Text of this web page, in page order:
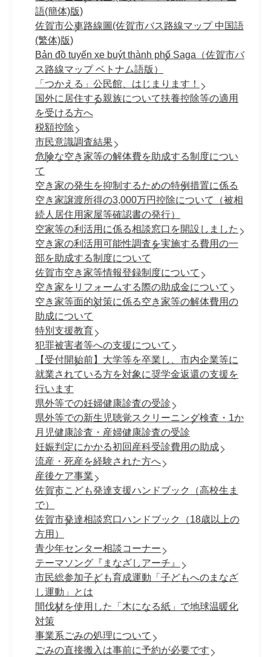
語(簡体)版)
佐賀市公車路線圖(佐賀市バス路線マップ 中国語
(繁体)版)
Bản đồ tuyến xe buýt thành phố Saga（佐賀市バ
ス路線マップ ベトナム語版）
「つかえる」公民館、はじまります！
国外に居住する親族について扶養控除等の適用
を受ける方へ
税額控除
市民意識調査結果
危険な空き家等の解体費を助成する制度につい
て
空き家の発生を抑制するための特例措置に係る
空き家譲渡所得の3,000万円控除について（被相
続人居住用家屋等確認書の発行）
空家等の利活用に係る相談窓口を開設しました
空き家の利活用可能性調査を実施する費用の一
部を助成する制度について
佐賀市空き家等情報登録制度について
空き家をリフォームする際の助成金について
空き家等面的対策に係る空き家等の解体費用の
助成について
特別支援教育
犯罪被害者等への支援について
【受付開始前】大学等を卒業し、市内企業等に
就業されている方を対象に奨学金返還の支援を
行います
県外等での妊婦健康診査の受診
県外等での新生児聴覚スクリーニング検査・1か
月児健康診査・産婦健康診査の受診
妊娠判定にかかる初回産科受診費用の助成
流産・死産を経験された方へ
産後ケア事業
佐賀市こども発達支援ハンドブック（高校生ま
で）
佐賀市発達相談窓口ハンドブック（18歳以上の
方用）
青少年センター相談コーナー
テーマソング『まなざしアーチ』
市民総参加子ども育成運動「子どもへのまなざ
し運動」とは
間伐材を使用した「木になる紙」で地球温暖化
対策
事業系ごみの処理について
ごみの直接搬入は事前に予約が必要です